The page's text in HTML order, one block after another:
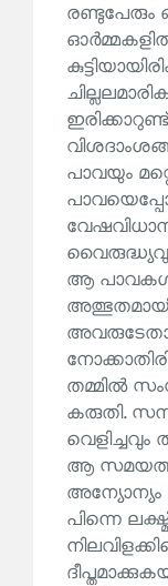
രണ്ടുപേരും
പാവയും
ആ
തമ്മിൽ
കരുതി.
വെളിച്ചവും
ആ സമയത്ത്
പിന്നെ